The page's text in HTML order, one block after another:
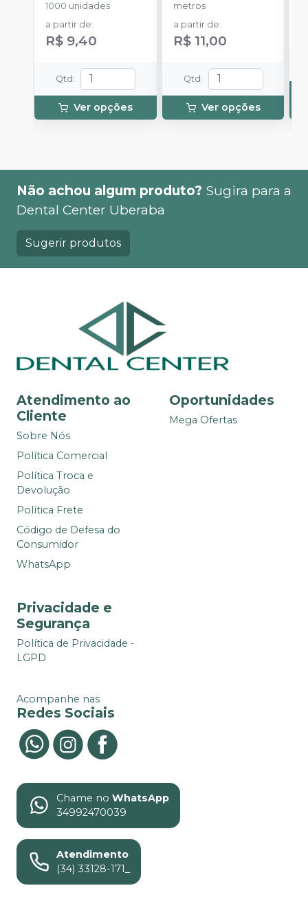
1000 unidades
a partir de:
R$ 9,40
Qtd :
Ver opções
metros
a partir de:
R$ 11,00
Qtd :
Ver opções
Não achou algum produto? Sugira para a
Dental Center Uberaba
Sugerir produtos
Atendimento ao
Cliente
Sobre Nós
Política Comercial
Política Troca e
Devolução
Política Frete
Código de Defesa do
Consumidor
WhatsApp
Oportunidades
Mega Ofertas
Privacidade e
Segurança
Política de Privacidade -
LGPD
Acompanhe nas
Redes Sociais
Chame no WhatsApp
34992470039
Atendimento
(34) 33128-171_